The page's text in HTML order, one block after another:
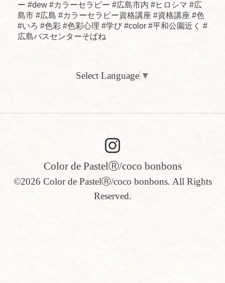
ー #dew #カラーセラピー #広島市内 #ヒロシマ #広
島市 #広島 #カラーセラピー資格講座 #資格講座 #色
#いろ #色彩 #色彩心理 #学び #color #平和公園近く #
広島バスセンターそばね
Select Language ▼
Color de PastelⓇ/coco bonbons
©2026 Color de PastelⓇ/coco bonbons. All Rights
Reserved.